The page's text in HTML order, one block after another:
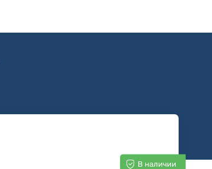
В наличии